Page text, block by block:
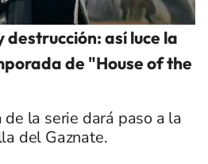
destrucción: así luce la
de "House of the
la serie dará paso a la
del Gaznate.